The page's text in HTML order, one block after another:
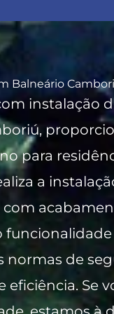
Balneário
instalação
para
a
funcionalidade
normas de
Se